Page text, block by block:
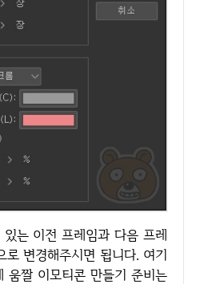
로 변경해주시면 됩니다. 여기
움짤 이모티콘 만들기 준비는